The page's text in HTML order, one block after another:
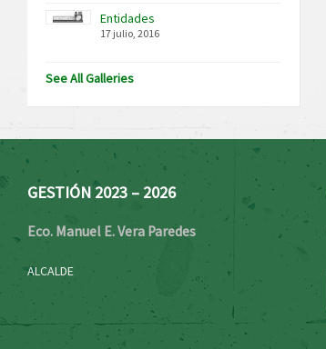
Entidades
17 julio, 2016
See All Galleries
GESTIÓN 2023 – 2026
Eco. Manuel E. Vera Paredes
ALCALDE